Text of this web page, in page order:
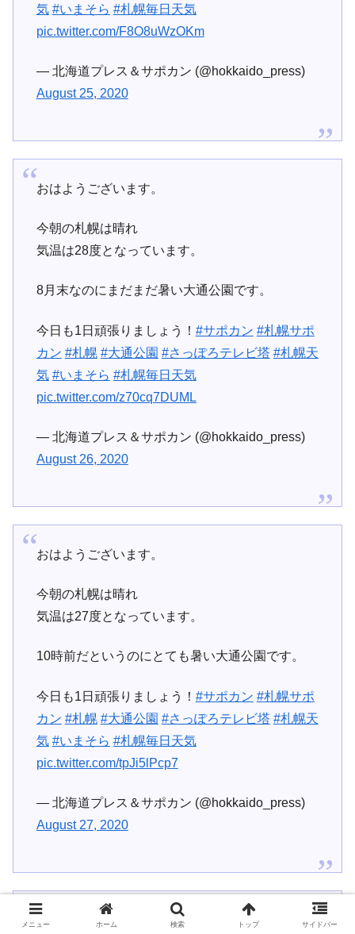
気 #いまそら #札幌毎日天気
pic.twitter.com/F8O8uWzOKm
— 北海道プレス＆サポカン (@hokkaido_press)
August 25, 2020
おはようございます。
今朝の札幌は晴れ
気温は28度となっています。
8月末なのにまだまだ暑い大通公園です。
今日も1日頑張りましょう！ #サポカン #札幌サポ
カン #札幌 #大通公園 #さっぽろテレビ塔 #札幌天
気 #いまそら #札幌毎日天気
pic.twitter.com/z70cq7DUML
— 北海道プレス＆サポカン (@hokkaido_press)
August 26, 2020
おはようございます。
今朝の札幌は晴れ
気温は27度となっています。
10時前だというのにとても暑い大通公園です。
今日も1日頑張りましょう！ #サポカン #札幌サポ
カン #札幌 #大通公園 #さっぽろテレビ塔 #札幌天
気 #いまそら #札幌毎日天気
pic.twitter.com/tpJi5lPcp7
— 北海道プレス＆サポカン (@hokkaido_press)
August 27, 2020
おはようございます。
メニュー ホーム 検索 トップ サイドバー